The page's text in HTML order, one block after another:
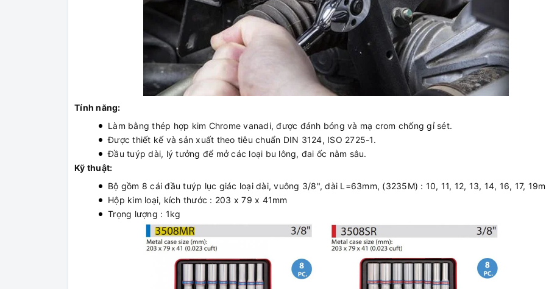
Tính năng:
Làm bằng thép hợp kim Chrome vanadi, được đánh bóng và mạ crom chống gỉ sét.
Được thiết kế và sản xuất theo tiêu chuẩn DIN 3124, ISO 2725-1.
Đầu tuýp dài, lý tưởng để mở các loại bu lông, đai ốc nằm sâu.
Kỹ thuật:
Bộ gồm 8 cái đầu tuýp lục giác loại dài, vuông 3/8", dài L=63mm, (3235M) : 10, 11, 12, 13, 14, 16, 17,
Hộp kim loại, kích thước : 203 x 79 x 41mm
Trọng lượng : 1kg